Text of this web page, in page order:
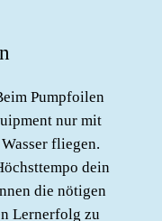
Pumpfoilen
nur mit
fliegen.
dein
die nötigen
Lernerfolg zu